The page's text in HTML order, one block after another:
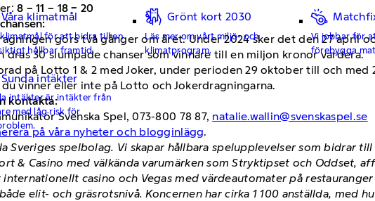
Våra klimatmål
klimatmål för att bidra till en
hållbar framtid.
Grönt kort 2030
Läs mer om vårt miljö- och
klimatprogram.
Vi jobbar för
förebygga
Sunda intäkter
intäkter är intäkter från
med låg risk för
8 – 11 – 18 − 20
görs två gånger om året. Under 2024 sker det den 27 april
dras 30 slumpade chanser som vinnare till en miljon kronor vardera.
på Lotto 1 & 2 med Joker, under perioden 29 oktober till och med
vinner eller inte på Lotto och Jokerdragningarna.
kontakta:
Svenska Spel, 073-800 78 87, natalie.wallin@svenskaspel.se
på våra nyheter och blogginlägg.
Sveriges spelbolag. Vi skapar hållbara spelupplevelser som bidrar
& Casino med välkända varumärken som Stryktipset och Oddset,
casino och Vegas med värdeautomater på
elit- och gräsrotsnivå. Koncernen har cirka 1 100 anställda, med